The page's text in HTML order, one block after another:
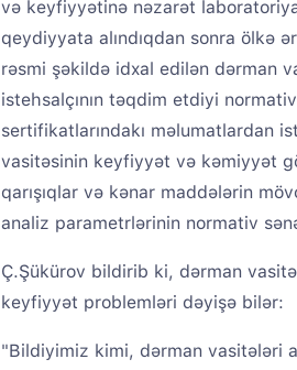
və keyfiyyətinə nəzarət
qeydiyyata alındıqdan sonra ölkə
rəsmi şəkildə idxal edilən dərman
istehsalçının təqdim etdiyi
sertifikatlarındakı məlumatlardan
vasitəsinin keyfiyyət və kəmiyyət
qarışıqlar və kənar maddələrin
analiz parametrlərinin normativ
Ç.Şükürov bildirib ki, dərman
keyfiyyət problemləri dəyişə bilər:
"Bildiyimiz kimi, dərman vasitələri